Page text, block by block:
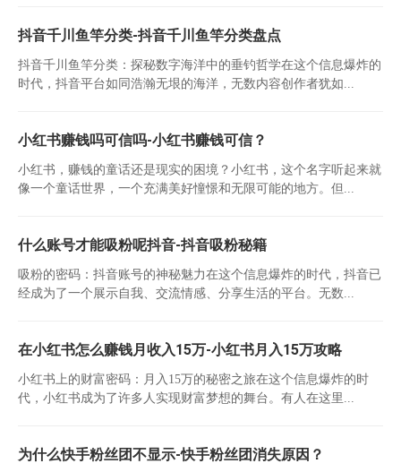
抖音千川鱼竿分类-抖音千川鱼竿分类盘点
抖音千川鱼竿分类：探秘数字海洋中的垂钓哲学在这个信息爆炸的
时代，抖音平台如同浩瀚无垠的海洋，无数内容创作者犹如...
小红书赚钱吗可信吗-小红书赚钱可信？
小红书，赚钱的童话还是现实的困境？小红书，这个名字听起来就
像一个童话世界，一个充满美好憧憬和无限可能的地方。但...
什么账号才能吸粉呢抖音-抖音吸粉秘籍
吸粉的密码：抖音账号的神秘魅力在这个信息爆炸的时代，抖音已
经成为了一个展示自我、交流情感、分享生活的平台。无数...
在小红书怎么赚钱月收入15万-小红书月入15万攻略
小红书上的财富密码：月入15万的秘密之旅在这个信息爆炸的时
代，小红书成为了许多人实现财富梦想的舞台。有人在这里...
为什么快手粉丝团不显示-快手粉丝团消失原因？